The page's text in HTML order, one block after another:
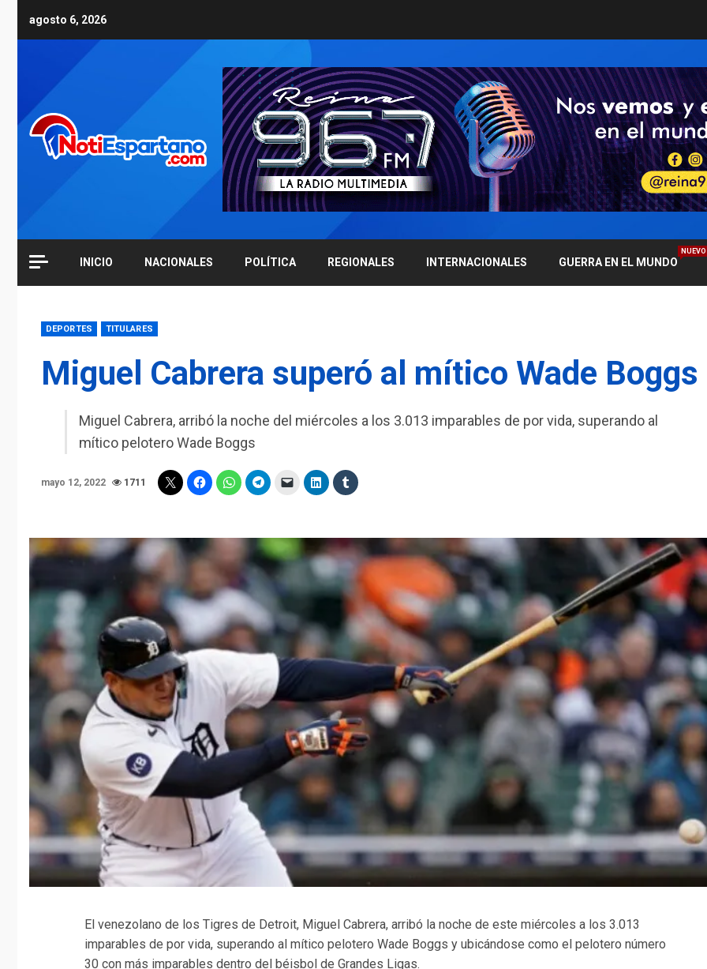
agosto 6, 2026
INICIO NACIONALES POLÍTICA REGIONALES INTERNACIONALES GUERRA EN EL MUNDO
NUEVO
DEPORTES TITULARES
Miguel Cabrera superó al mítico Wade Boggs
Miguel Cabrera, arribó la noche del miércoles a los 3.013 imparables de por vida, superando al
mítico pelotero Wade Boggs
mayo 12, 2022 1711
El venezolano de los Tigres de Detroit, Miguel Cabrera, arribó la noche de este miércoles a los 3.013
imparables de por vida, superando al mítico pelotero Wade Boggs y ubicándose como el pelotero número
30 con más imparables dentro del béisbol de Grandes Ligas.